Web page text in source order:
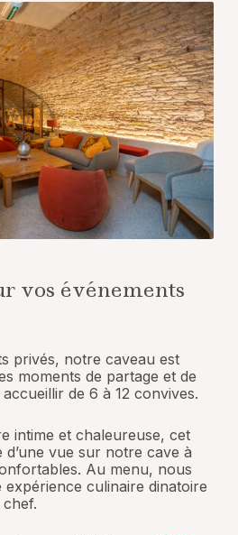
vos événements
privés, notre caveau est
moments de partage et de
de 6 à 12 convives.
intime et chaleureuse, cet
vue sur notre cave à
Au menu, nous
culinaire dinatoire
chef.